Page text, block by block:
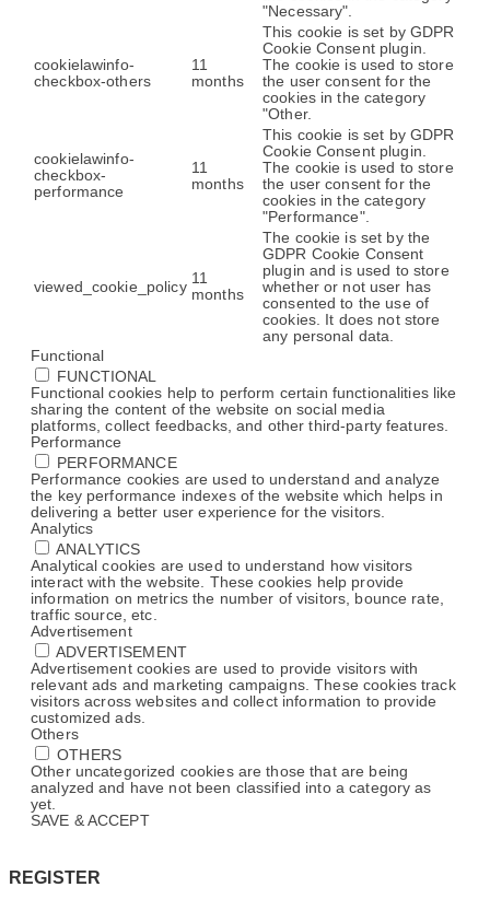
"Necessary".
cookielawinfo-
checkbox-others
11
months
This cookie is set by GDPR
Cookie Consent plugin.
The cookie is used to store
the user consent for the
cookies in the category
"Other.
cookielawinfo-
checkbox-
performance
11
months
This cookie is set by GDPR
Cookie Consent plugin.
The cookie is used to store
the user consent for the
cookies in the category
"Performance".
viewed_cookie_policy
11
months
The cookie is set by the
GDPR Cookie Consent
plugin and is used to store
whether or not user has
consented to the use of
cookies. It does not store
any personal data.
Functional
FUNCTIONAL
Functional cookies help to perform certain functionalities like
sharing the content of the website on social media
platforms, collect feedbacks, and other third-party features.
Performance
PERFORMANCE
Performance cookies are used to understand and analyze
the key performance indexes of the website which helps in
delivering a better user experience for the visitors.
Analytics
ANALYTICS
Analytical cookies are used to understand how visitors
interact with the website. These cookies help provide
information on metrics the number of visitors, bounce rate,
traffic source, etc.
Advertisement
ADVERTISEMENT
Advertisement cookies are used to provide visitors with
relevant ads and marketing campaigns. These cookies track
visitors across websites and collect information to provide
customized ads.
Others
OTHERS
Other uncategorized cookies are those that are being
analyzed and have not been classified into a category as
yet.
SAVE & ACCEPT
REGISTER